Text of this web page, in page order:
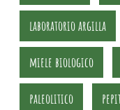
laboratorio argilla
miele biologico
paleolitico